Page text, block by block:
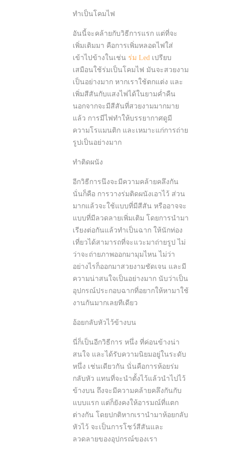
ทำเป็นโคมไฟ
อันนี้จะคล้ายกับวิธีการแรก แต่ที่จะ
เพิ่มเติมมา คือการเพิ่มหลอดไฟใส่
เข้าไปข้างในเช่น ร่ม Led เปรียบ
เสมือนใช้ร่มเป็นโคมไฟ มันจะสวยงาม
เป็นอย่างมาก หากเราใช้ตกแต่ง และ
เพิ่มสีสันกับแสงไฟได้ในยามค่ำคืน
นอกจากจะมีสีสันที่สวยงามมากมาย
แล้ว การมีไฟทำให้บรรยากาศดูมี
ความโรแมนติก และเหมาะแก่การถ่าย
รูปเป็นอย่างมาก
ทำติดผนัง
อีกวิธีการนึงจะมีความคล้ายคลึงกัน
นั่นก็คือ การวางร่มติดผนังเอาไว้ ส่วน
มากแล้วจะใช้แบบที่มีสีสัน หรืออาจจะ
แบบที่มีลวดลายเพิ่มเติม โดยการนำมา
เรียงต่อกันแล้วทำเป็นฉาก ให้นักท่อง
เที่ยวได้สามารถที่จะแวะมาถ่ายรูป ไม่
ว่าจะถ่ายภาพออกมามุมไหน ไม่ว่า
อย่างไรก็ออกมาสวยงามชัดเจน และมี
ความน่าสนใจเป็นอย่างมาก นับว่าเป็น
อุปกรณ์ประกอบฉากที่อยากให้หามาใช้
งานกันมากเลยทีเดียว
อ้อยกลับหัวไว้ข้างบน
นี่ก็เป็นอีกวิธีการ หนึ่ง ที่ค่อนข้างน่า
สนใจ และได้รับความนิยมอยู่ในระดับ
หนึ่ง เช่นเดียวกัน นั่นคือการห้อยร่ม
กลับหัว แทนที่จะนำตั้งไว้แล้วนำไปไว้
ข้างบน ถึงจะมีความคล้ายคลึงกันกับ
แบบแรก แต่ก็ยังคงให้อารมณ์ที่แตก
ต่างกัน โดยปกติหากเรานำมาห้อยกลับ
หัวไว้ จะเป็นการโชว์สีสันและ
ลวดลายของอุปกรณ์ของเรา